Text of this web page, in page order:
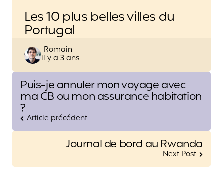
Les 10 plus belles villes du
Portugal
Posted
by
Romain
il y a 3 ans
Post
navigation
Puis-je annuler mon voyage avec
ma CB ou mon assurance habitation
?
Article précédent
Journal de bord au Rwanda
Next Post